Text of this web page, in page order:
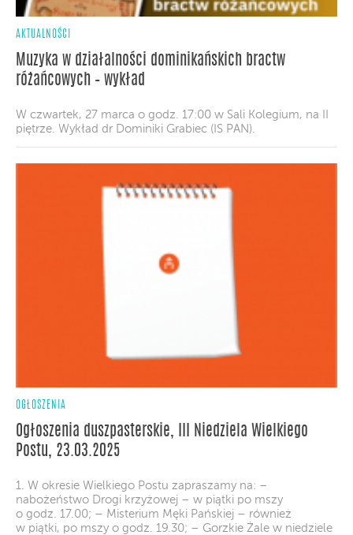
AKTUALNOŚCI
Muzyka w działalności dominikańskich bractw
różańcowych – wykład
W czwartek, 27 marca o godz. 17:00 w Sali Kolegium, na II
piętrze. Wykład dr Dominiki Grabiec (IS PAN).
OGŁOSZENIA
Ogłoszenia duszpasterskie, III Niedziela Wielkiego
Postu, 23.03.2025
1. W okresie Wielkiego Postu zapraszamy na: –
nabożeństwo Drogi krzyżowej – w piątki po mszy
o godz. 17.00; – Misterium Męki Pańskiej – również
w piątki, po mszy o godz. 19.30; – Gorzkie Żale w niedziele